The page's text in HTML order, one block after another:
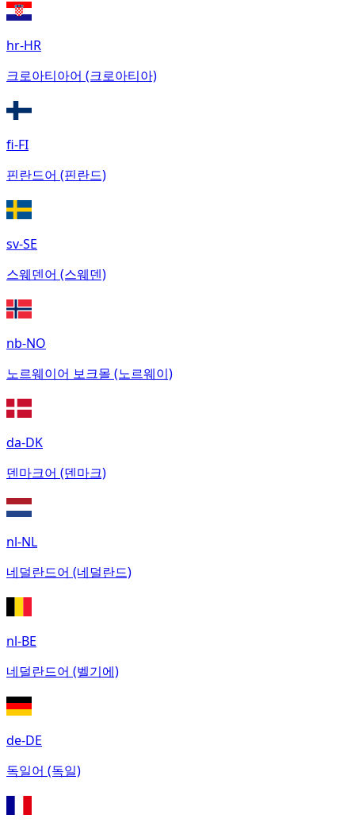
hr-HR
크로아티아어 (크로아티아)
fi-FI
핀란드어 (핀란드)
sv-SE
스웨덴어 (스웨덴)
nb-NO
노르웨이어 보크몰 (노르웨이)
da-DK
덴마크어 (덴마크)
nl-NL
네덜란드어 (네덜란드)
nl-BE
네덜란드어 (벨기에)
de-DE
독일어 (독일)